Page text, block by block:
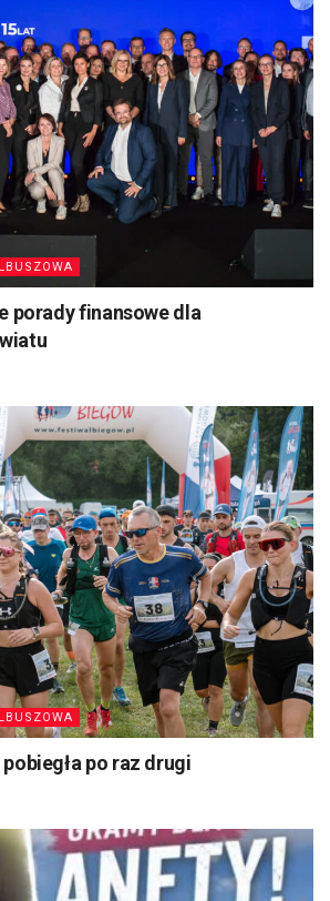
porady finansowe dla
po raz drugi